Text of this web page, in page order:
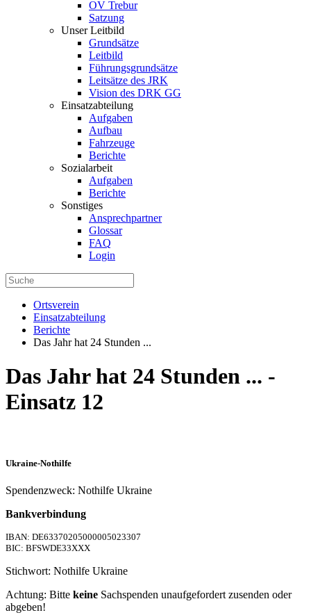
OV Trebur
Satzung
Unser Leitbild
Grundsätze
Leitbild
Führungsgrundsätze
Leitsätze des JRK
Vision des DRK GG
Einsatzabteilung
Aufgaben
Aufbau
Fahrzeuge
Berichte
Sozialarbeit
Aufgaben
Berichte
Sonstiges
Ansprechpartner
Glossar
FAQ
Login
Ortsverein
Einsatzabteilung
Berichte
Das Jahr hat 24 Stunden ...
Das Jahr hat 24 Stunden ... -
Einsatz 12
Ukraine-Nothilfe
Spendenzweck: Nothilfe Ukraine
Bankverbindung
IBAN: DE63370205000005023307
BIC: BFSWDE33XXX
Stichwort: Nothilfe Ukraine
Achtung: Bitte keine Sachspenden unaufgefordert zusenden oder
abgeben!